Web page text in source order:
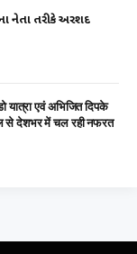
નેતા તરીકે અરશદ
यात्रा एवं अभिजित दिपके
से देशभर में चल रही नफरत